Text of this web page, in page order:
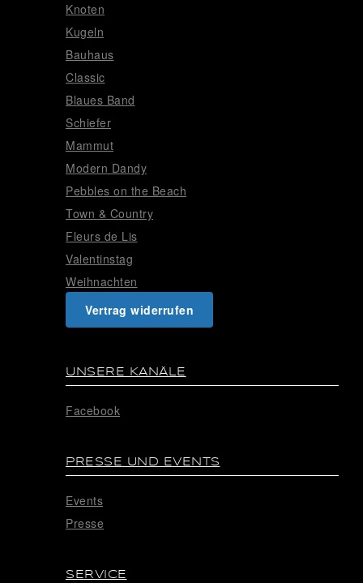
Knoten
Kugeln
Bauhaus
Classic
Blaues Band
Schiefer
Mammut
Modern Dandy
Pebbles on the Beach
Town & Country
Fleurs de Lis
Valentinstag
Weihnachten
Vertrag widerrufen
UNSERE KANÄLE
Facebook
PRESSE UND EVENTS
Events
Presse
SERVICE